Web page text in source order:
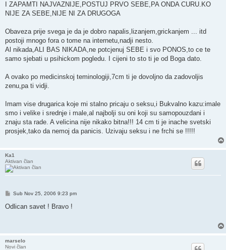
I ZAPAMTI NAJVAZNIJE,POSTUJ PRVO SEBE,PA ONDA CURU.KO
NIJE ZA SEBE,NIJE NI ZA DRUGOGA
Obaveza prije svega je da je dobro napalis,lizanjem,grickanjem ... itd
postoji mnogo fora o tome na internetu,nadji nesto.
Al nikada,ALI BAS NIKADA,ne potcjenuj SEBE i svo PONOS,to ce te
samo sjebati u psihickom pogledu. I cijeni to sto ti je od Boga dato.
A ovako po medicinskoj teminologiji,7cm ti je dovoljno da zadovoljis
zenu,pa ti vidji.
Imam vise drugarica koje mi stalno pricaju o seksu,i Bukvalno kazu:imale
smo i velike i srednje i male,al najbolji su oni koji su samopouzdani i
znaju sta rade. A velicina nije nikako bitna!!! 14 cm ti je inache svetski
prosjek,tako da nemoj da panicis. Uzivaju seksu i ne frchi se !!!!!
Ka1
Aktivan član
Post
Sub Nov 25, 2006 9:23 pm
Odlican savet ! Bravo !
marselo
Novi član